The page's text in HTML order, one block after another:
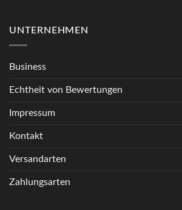
UNTERNEHMEN
Business
Echtheit von Bewertungen
Impressum
Kontakt
Versandarten
Zahlungsarten